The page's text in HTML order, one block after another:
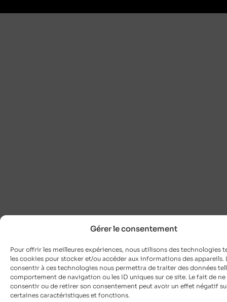
Gérer le consentement
Pour offrir les meilleures expériences, nous utilisons des technologies
les cookies pour stocker et/ou accéder aux informations des appareils.
consentir à ces technologies nous permettra de traiter des données
comportement de navigation ou les ID uniques sur ce site. Le fait de ne
consentir ou de retirer son consentement peut avoir un effet négatif
certaines caractéristiques et fonctions.